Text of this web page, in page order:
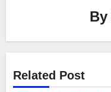
By
Related Post